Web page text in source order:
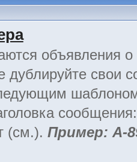
объявления о
дублируйте свои
(см.). Пример: А-